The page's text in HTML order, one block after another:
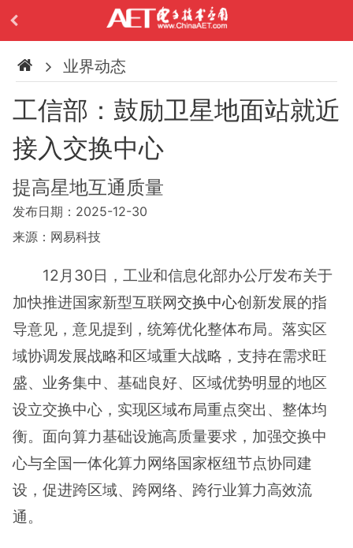
业界动态
工信部：鼓励卫星地面站就近
接入交换中心
提高星地互通质量
发布日期：2025-12-30
来源：网易科技
12月30日，工业和信息化部办公厅发布关于
加快推进国家新型互联网交换中心创新发展的指
导意见，意见提到，统筹优化整体布局。落实区
域协调发展战略和区域重大战略，支持在需求旺
盛、业务集中、基础良好、区域优势明显的地区
设立交换中心，实现区域布局重点突出、整体均
衡。面向算力基础设施高质量要求，加强交换中
心与全国一体化算力网络国家枢纽节点协同建
设，促进跨区域、跨网络、跨行业算力高效流
通。